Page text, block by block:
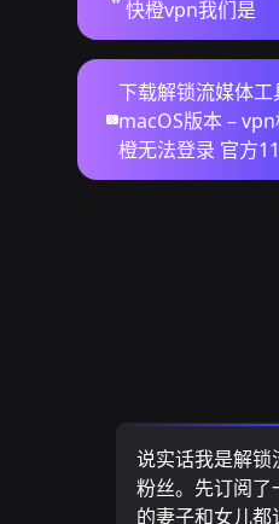
快橙vpn我们是
下载解锁流媒体工
macOS版本 –
橙无法登录 官方11
说实话我是解锁
粉丝。先订阅
的妻子和女儿都